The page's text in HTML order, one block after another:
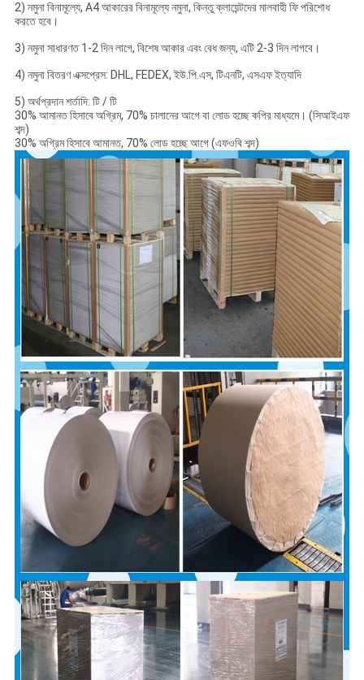
2) নমুনা বিনামূল্যে, A4 আকারের বিনামূল্যে নমুনা, কিন্তু ক্লায়েন্টদের মালবাহী ফি পরিশোধ
করতে হবে।
3) নমুনা সাধারণত 1-2 দিন লাগে, বিশেষ আকার এবং বেধ জন্য, এটি 2-3 দিন লাগবে।
4) নমুনা বিতরণ এক্সপ্রেস: DHL, FEDEX, ইউ.পি.এস, টিএনটি, এসএফ ইত্যাদি
5) অর্থপ্রদান শর্তাদি: টি / টি
30% আমানত হিসাবে অগ্রিম, 70% চালানের আগে বা লোড হচ্ছে কপির মাধ্যমে। (সিআইএফ
শব্দ)
30% অগ্রিম হিসাবে আমানত, 70% লোড হচ্ছে আগে (এফওবি শব্দ)